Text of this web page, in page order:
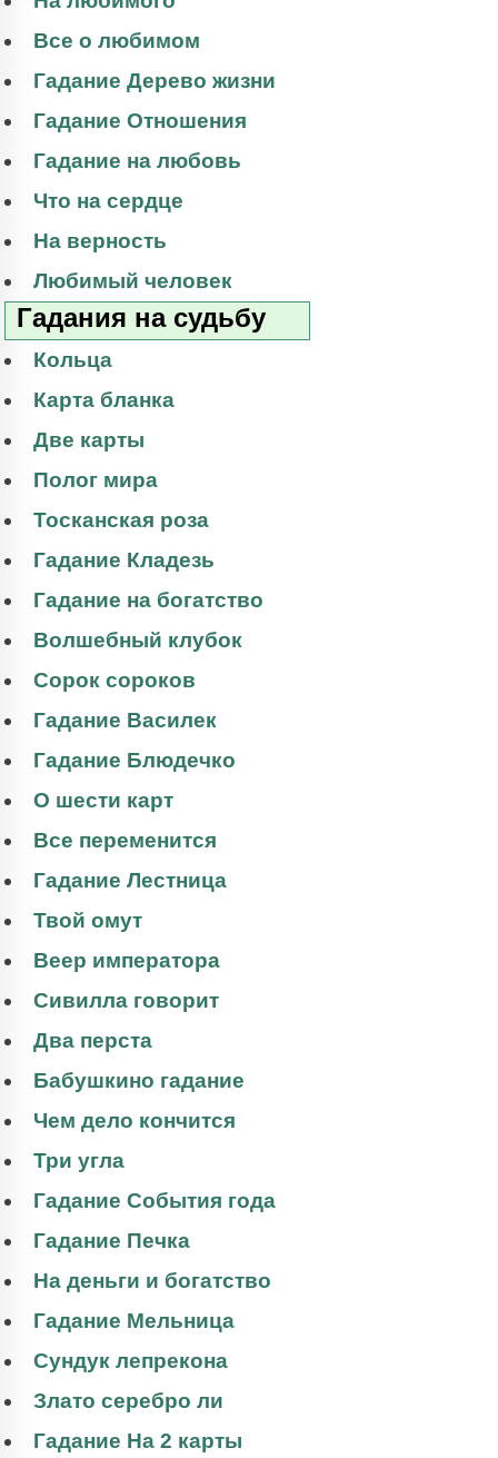
Все о любимом
Гадание Дерево жизни
Гадание Отношения
Гадание на любовь
Что на сердце
На верность
Любимый человек
Гадания на судьбу
Кольца
Карта бланка
Две карты
Полог мира
Тосканская роза
Гадание Кладезь
Гадание на богатство
Волшебный клубок
Сорок сороков
Гадание Василек
Гадание Блюдечко
О шести карт
Все переменится
Гадание Лестница
Твой омут
Веер императора
Сивилла говорит
Два перста
Бабушкино гадание
Чем дело кончится
Три угла
Гадание События года
Гадание Печка
На деньги и богатство
Гадание Мельница
Сундук лепрекона
Злато серебро ли
Гадание На 2 карты